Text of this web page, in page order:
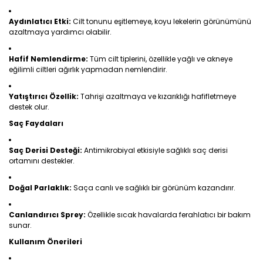
Aydınlatıcı Etki: Cilt tonunu eşitlemeye, koyu lekelerin görünümünü
azaltmaya yardımcı olabilir.
Hafif Nemlendirme: Tüm cilt tiplerini, özellikle yağlı ve akneye
eğilimli ciltleri ağırlık yapmadan nemlendirir.
Yatıştırıcı Özellik: Tahrişi azaltmaya ve kızarıklığı hafifletmeye
destek olur.
Saç Faydaları
Saç Derisi Desteği: Antimikrobiyal etkisiyle sağlıklı saç derisi
ortamını destekler.
Doğal Parlaklık: Saça canlı ve sağlıklı bir görünüm kazandırır.
Canlandırıcı Sprey: Özellikle sıcak havalarda ferahlatıcı bir bakım
sunar.
Kullanım Önerileri